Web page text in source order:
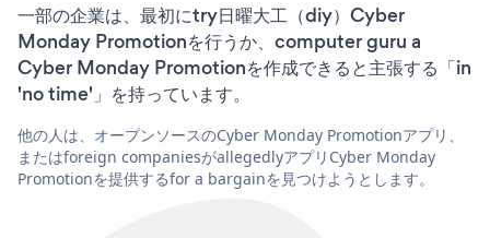
一部の企業は、最初にtry日曜大工（diy）Cyber
Monday Promotionを行うか、computer guru a
Cyber Monday Promotionを作成できると主張する「in
'no time'」を持っています。
他の人は、オープンソースのCyber Monday Promotionアプリ、
またはforeign companiesがallegedlyアプリCyber Monday
Promotionを提供するfor a bargainを見つけようとします。